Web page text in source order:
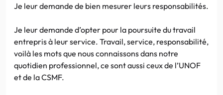
Je leur demande de bien mesurer leurs responsabilités.
Je leur demande d’opter pour la poursuite du travail
entrepris à leur service. Travail, service, responsabilité,
voilà les mots que nous connaissons dans notre
quotidien professionnel, ce sont aussi ceux de l’UNOF
et de la CSMF.